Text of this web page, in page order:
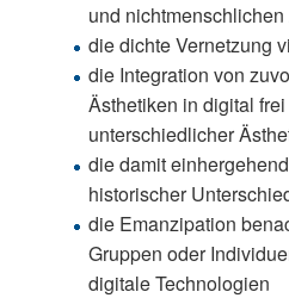
und
die dichte Vernetzung
die Integration von
Ästhetiken in digital
unterschiedlicher
die damit
historischer
die Emanzipation
Gruppen oder
digitale Technologien